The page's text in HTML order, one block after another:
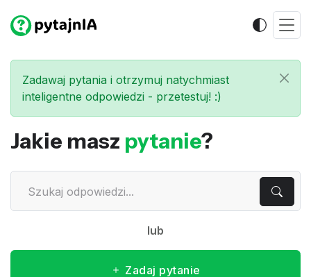
Zadawaj pytania i otrzymuj natychmiast
inteligentne odpowiedzi - przetestuj! :)
Jakie masz pytanie?
lub
Zadaj pytanie